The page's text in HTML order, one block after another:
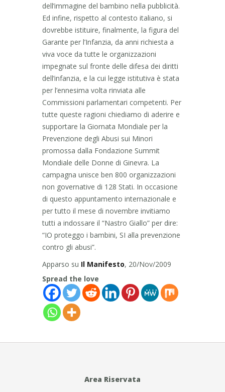
dell’immagine del bambino nella pubblicità.
Ed infine, rispetto al contesto italiano, si
dovrebbe istituire, finalmente, la figura del
Garante per l’Infanzia, da anni richiesta a
viva voce da tutte le organizzazioni
impegnate sul fronte delle difesa dei diritti
dell’infanzia, e la cui legge istitutiva è stata
per l’ennesima volta rinviata alle
Commissioni parlamentari competenti. Per
tutte queste ragioni chiediamo di aderire e
supportare la Giornata Mondiale per la
Prevenzione degli Abusi sui Minori
promossa dalla Fondazione Summit
Mondiale delle Donne di Ginevra. La
campagna unisce ben 800 organizzazioni
non governative di 128 Stati. In occasione
di questo appuntamento internazionale e
per tutto il mese di novembre invitiamo
tutti a indossare il “Nastro Giallo” per dire:
“IO proteggo i bambini, SI alla prevenzione
contro gli abusi”.
Apparso su Il Manifesto, 20/Nov/2009
Spread the love
Area Riservata